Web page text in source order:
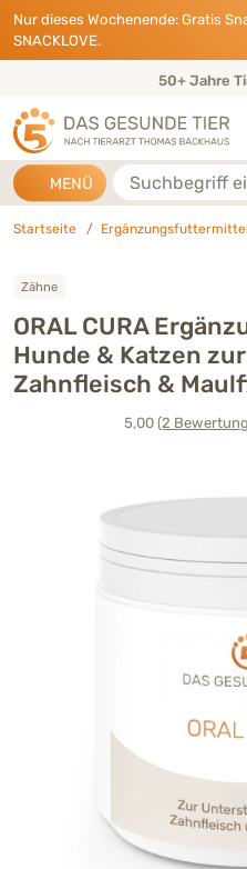
Direkt zu:
INHALT
HAUPTMENÜ
FOOTER
Nur dieses Wochenende: Gratis
SNACKLOVE.
50+ Jahre
MENÜ Suche
Startseite Ergänzungsfuttermittel
Zähne
ORAL CURA
Hunde & Katzen
Zahnfleisch &
5,00(2